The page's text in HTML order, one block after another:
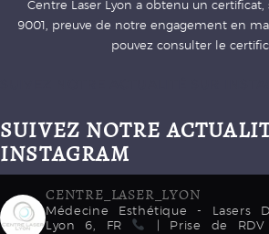
Centre Laser Lyon a obtenu un
9001, preuve de notre engagement en
pouvez consulter le
SUIVEZ NOTRE
INSTAGRAM
CENTRE_LASER_LYON
Médecine Esthétique - Lasers
Lyon 6, FR
| Prise de